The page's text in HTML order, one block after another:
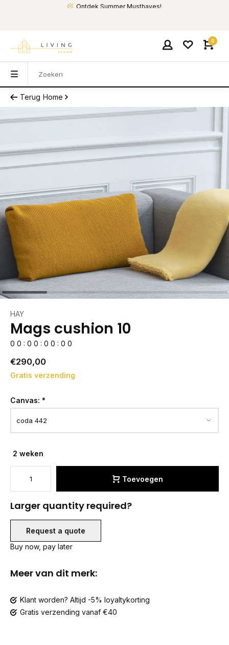
Ontdek Summer Musthaves!
0
Terug Home
HAY
Mags cushion 10
0 0 : 0 0 : 0 0 : 0 0
€290,00
Gratis verzending
Canvas: *
2 weken
Toevoegen
Larger quantity required?
Request a quote
Buy now, pay later
Meer van dit merk:
Klant worden? Altijd -5% loyaltykorting
Gratis verzending vanaf €40